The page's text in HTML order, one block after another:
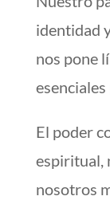
identidad
nos pone
El poder
espiritual,
nosotros